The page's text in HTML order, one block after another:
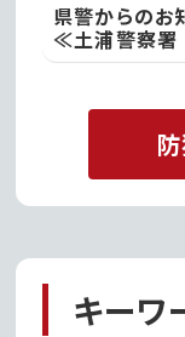
県警からのお
≪土浦警察署
キーワ